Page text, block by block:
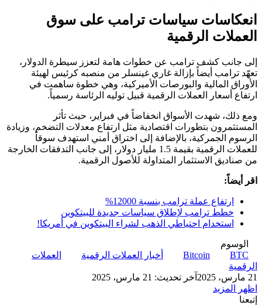
انعكاسات سياسات ترامب على سوق
العملات الرقمية
إلى جانب كشف ترامب عن خطوات هامة لتعزز سيطرة الدولار،
تعهّد ترامب أيضاً بإزالة غاري غينسلر من منصبه كرئيس لهيئة
الأوراق المالية والبورصات الأميركية، وهي خطوة ساهمت في
ارتفاع أسعار العملات الرقمية قبيل توليه الرئاسة رسمياً.
ومع ذلك، شهدت الأسواق انخفاضاً في فبراير، حيث تأثر
المستثمرون بتطورات اقتصادية مثل ارتفاع معدلات التضخم، وزيادة
الرسوم الجمركية، بالإضافة إلى اختراق أمني استهدف سوقاً
للعملات الرقمية بقيمة 1.5 مليار دولار، إلى جانب التدفقات الخارجة
من صناديق الاستثمار المتداولة للأصول الرقمية.
اقر أيضاً:
ارتفاع عملة ترامب بنسبة 12000%
خطط ترامب لإطلاق سياسات جديدة للبيتكوين
استخدام احتياطي الذهب لشراء البيتكوين في أمريكا!
الوسوم
Bitcoin
BTC أخبار العملات الرقمية
العملات
الرقمية
21 مارس، 2025
آخر تحديث: 21 مارس، 2025
اظهر المزيد
إتبعنا